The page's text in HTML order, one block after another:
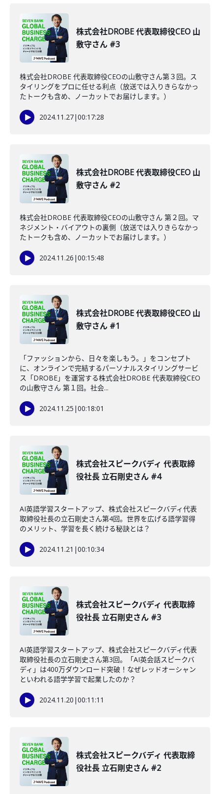
株式会社DROBE 代表取締役CEO 山
敷守さん #3
株式会社DROBE 代表取締役CEOの山敷守さん第３回。ス
タイリングをプロに任せる利点（放送では入りきらなかっ
たトークも含め、ノーカットでお届けします。）
2024.11.27|00:17:28
株式会社DROBE 代表取締役CEO 山
敷守さん #2
株式会社DROBE 代表取締役CEOの山敷守さん 第２回。マ
ネジメント・バイアウトの裏側（放送では入りきらなかっ
たトークも含め、ノーカットでお届けします。）
2024.11.26 |00:15:48
株式会社DROBE 代表取締役CEO 山
敷守さん #1
「ファッションから、日々を楽しもう。」をコンセプト
に、オンラインで完結するパーソナルスタイリングサービ
ス「DROBE」を運営する株式会社DROBE 代表取締役CEO
の山敷守さん 第１回。社会...
2024.11.25 |00:18:01
株式会社スピークバディ 代表取締
役社長 立石剛史さん #4
AI英語学習スタートアップ、株式会社スピークバディ代表
取締役社長の立石剛史さん第4回。世界を広げる語学習得
のメリット、学習を長く続ける秘訣とは？
2024.11.21 |00:10:34
株式会社スピークバディ 代表取締
役社長 立石剛史さん #3
AI英語学習スタートアップ、株式会社スピークバディ代表
取締役社長の立石剛史さん第3回。「AI英会話スピークバ
ディ」は400万ダウンロード突破！なぜレッドオーシャン
といわれる語学学習で起業したのか？
2024.11.20 |00:11:11
株式会社スピークバディ 代表取締
役社長 立石剛史さん #2